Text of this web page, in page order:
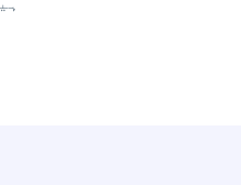
in a sea of competition.